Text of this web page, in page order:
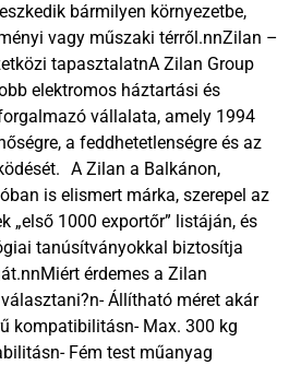
bármilyen környezetbe,
vagy műszaki térről.nnZilan –
tapasztalatnA Zilan Group
elektromos háztartási és
vállalata, amely 1994
a feddhetetlenségre és az
A Zilan a Balkánon,
is elismert márka, szerepel az
„első 1000 exportőr” listáján, és
tanúsítványokkal biztosítja
érdemes a Zilan
Állítható méret akár
kompatibilitásn- Max. 300 kg
Fém test műanyag